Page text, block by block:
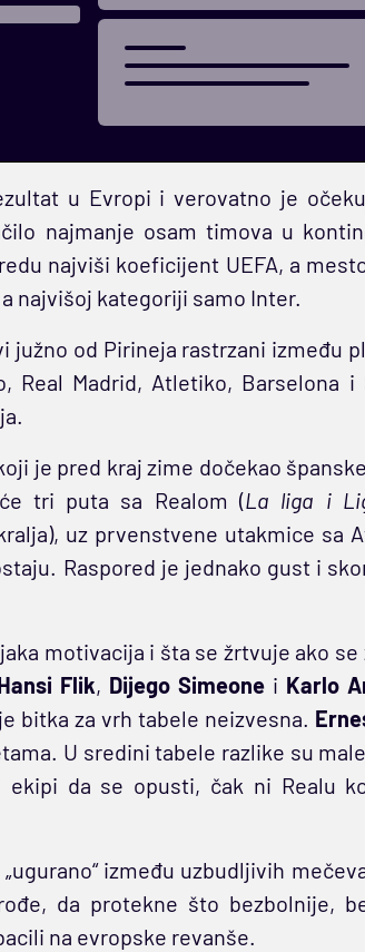
u Evropi i verovatno je
najmanje osam timova u
najviši koeficijent UEFA, a
najvišoj kategoriji samo Inter.
južno od Pirineja rastrzani između
Real Madrid, Atletiko, Barselona i
je pred kraj zime dočekao
tri puta sa Realom (La liga i
uz prvenstvene utakmice sa
Raspored je jednako gust i
motivacija i šta se žrtvuje ako
Flik, Dijego Simeonei Karlo
bitka za vrh tabele neizvesna.
U sredini tabele razlike su
ekipi da se opusti, čak ni Realu
između uzbudljivih
da protekne što bezbolnije,
na evropske revanše.